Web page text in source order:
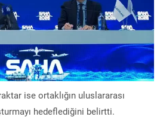
ise ortaklığın uluslararası
hedeflediğini belirtti.